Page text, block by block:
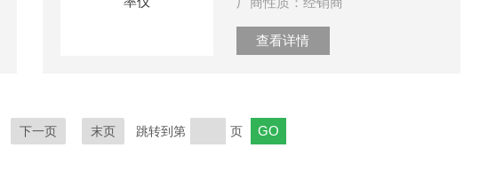
查看详情
下一页 末页 跳转到第 页